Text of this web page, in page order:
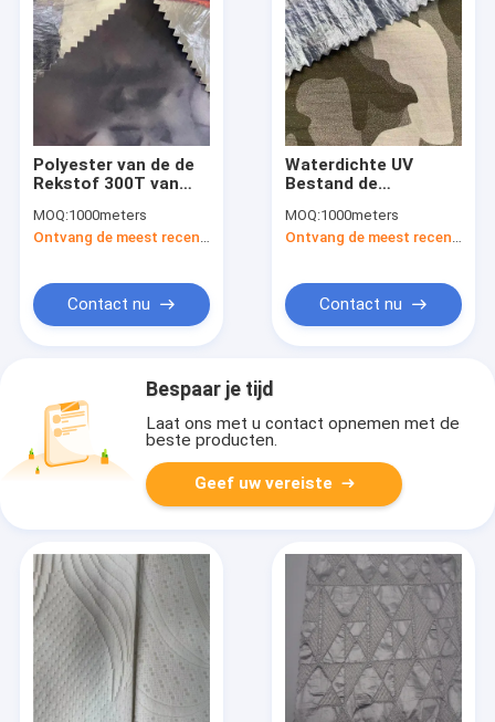
Polyester van de de
Rekstof 300T van
te ademen
Waterdichte
MOQ:1000meters
Contact nu
Waterdichte UV
Bestand de
150CM 20D 20D
Polyester van TPU
MOQ:1000meters
Contact nu
Bespaar je tijd
Laat ons met u contact opnemen met de
beste producten.
Geef uw vereiste